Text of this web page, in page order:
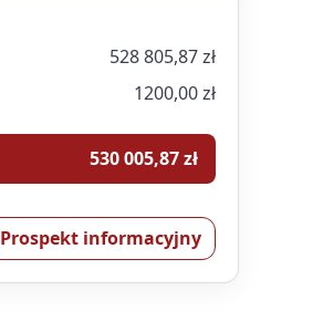
528 805,87 zł
1200,00 zł
530 005,87 zł
Prospekt informacyjny